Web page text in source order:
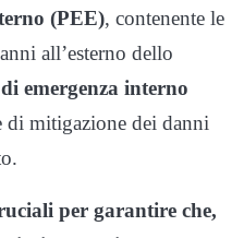
(PEE), contenente le
all’esterno dello
emergenza interno
di mitigazione dei danni
per garantire che,